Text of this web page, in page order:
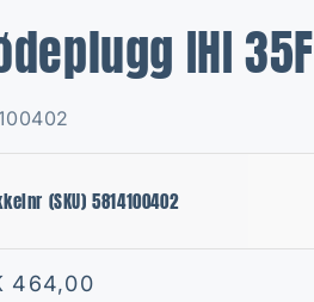
r
y
/
r
e
i
IHI 35F
(SKU) 5814100402
464,00